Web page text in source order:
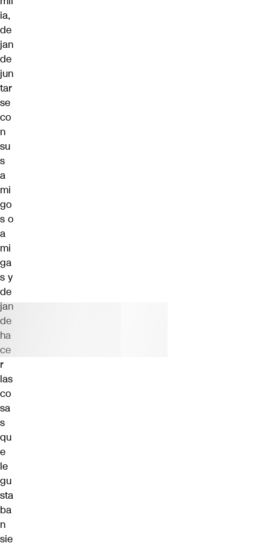
ia,
de
jan
de
jun
tar
se
co
n
su
s
a
mi
go
s o
a
mi
ga
s y
de
jan
de
ha
ce
r
las
co
sa
s
qu
e
le
gu
sta
ba
n
sie